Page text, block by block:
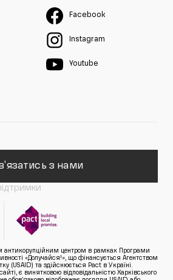
Facebook
Instagram
Youtube
з нами
антикорупційним центром в рамках Програми
«Долучайся!», що фінансується Агентством
(USAID) та здійснюється Pact в Україні.
є винятковою відповідальністю Харківського